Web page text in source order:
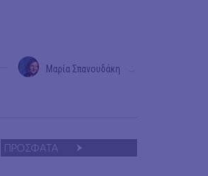
Μαρία Σπανουδάκη
ΠΡΟΣΦΑΤΑ